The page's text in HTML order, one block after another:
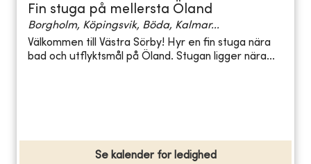
Fin stuga på mellersta Öland
Borgholm, Köpingsvik, Böda, Kalmar...
Välkommen till Västra Sörby! Hyr en fin stuga nära
bad och utflyktsmål på Öland. Stugan ligger nära...
Se kalender for ledighed